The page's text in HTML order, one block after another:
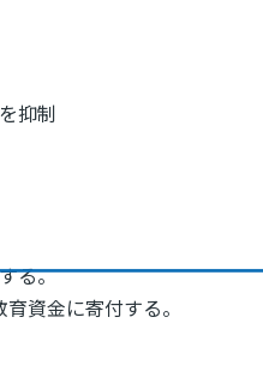
抑制
る。
資金に寄付する。